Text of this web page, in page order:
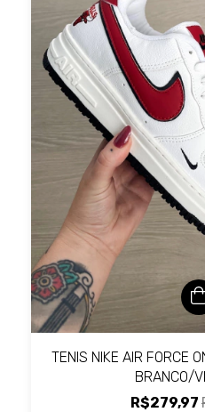
TENIS NIKE AIR FORCE
BRANCO/
R$279,97